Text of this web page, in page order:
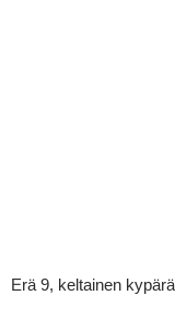
Erä 9, keltainen